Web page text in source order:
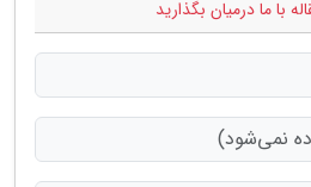
با ما درمیان بگذارید